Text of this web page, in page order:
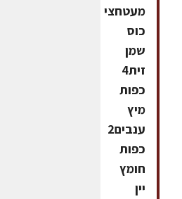
מעטחצי
כוס
שמן
זית4
כפות
מיץ
ענבים2
כפות
חומץ
יין